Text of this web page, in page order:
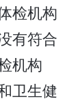
检机构
有符合
机构
卫生健